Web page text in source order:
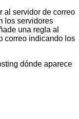
al servidor de correo
los servidores
una regla al
correo indicando los
dónde aparece